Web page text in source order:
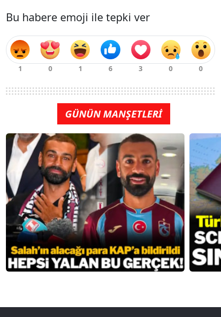
Bu habere emoji ile tepki ver
GÜNÜN MANŞETLERİ